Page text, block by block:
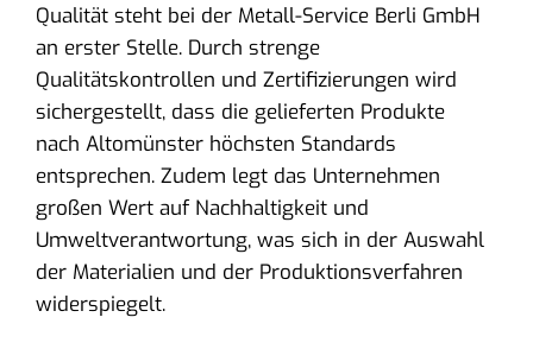
Qualität steht bei der Metall-Service Berli GmbH
an erster Stelle. Durch strenge
Qualitätskontrollen und Zertifizierungen wird
sichergestellt, dass die gelieferten Produkte
nach Altomünster höchsten Standards
entsprechen. Zudem legt das Unternehmen
großen Wert auf Nachhaltigkeit und
Umweltverantwortung, was sich in der Auswahl
der Materialien und der Produktionsverfahren
widerspiegelt.